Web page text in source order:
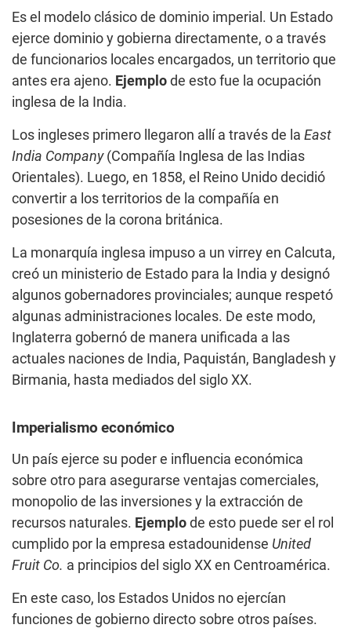
Es el modelo clásico de dominio imperial. Un Estado
ejerce dominio y gobierna directamente, o a través
de funcionarios locales encargados, un territorio que
antes era ajeno. Ejemplo de esto fue la ocupación
inglesa de la India.
Los ingleses primero llegaron allí a través de la East
India Company(Compañía Inglesa de las Indias
Orientales). Luego, en 1858, el Reino Unido decidió
convertir a los territorios de la compañía en
posesiones de la corona británica.
La monarquía inglesa impuso a un virrey en Calcuta,
creó un ministerio de Estado para la India y designó
algunos gobernadores provinciales; aunque respetó
algunas administraciones locales. De este modo,
Inglaterra gobernó de manera unificada a las
actuales naciones de India, Paquistán, Bangladesh y
Birmania, hasta mediados del siglo XX.
Imperialismo económico
Un país ejerce su poder e influencia económica
sobre otro para asegurarse ventajas comerciales,
monopolio de las inversiones y la extracción de
recursos naturales. Ejemplo de esto puede ser el rol
cumplido por la empresa estadounidense United
Fruit Co. a principios del siglo XX en Centroamérica.
En este caso, los Estados Unidos no ejercían
funciones de gobierno directo sobre otros países.